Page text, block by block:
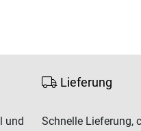
und
Lieferung
Schnelle Lieferung,